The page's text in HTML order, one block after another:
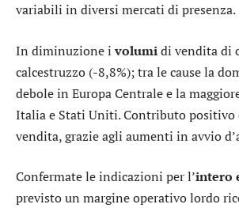
variabili in diversi mercati di presenza.
In diminuzione ivolumidi vendita di
calcestruzzo (-8,8%); tra le cause la
debole in Europa Centrale e la
Italia e Stati Uniti. Contributo positivo
vendita, grazie agli aumenti in avvio
Confermate le indicazioni per l’intero
previsto un margine operativo lordo